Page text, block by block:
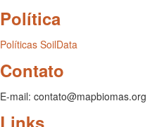
Política
Políticas SoilData
Contato
E-mail: contato@mapbiomas.org
Links